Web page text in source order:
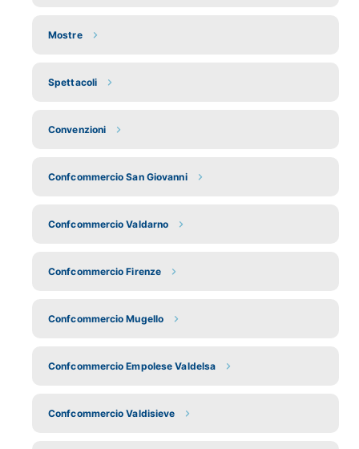
Mostre
Spettacoli
Convenzioni
Confcommercio San Giovanni
Confcommercio Valdarno
Confcommercio Firenze
Confcommercio Mugello
Confcommercio Empolese Valdelsa
Confcommercio Valdisieve